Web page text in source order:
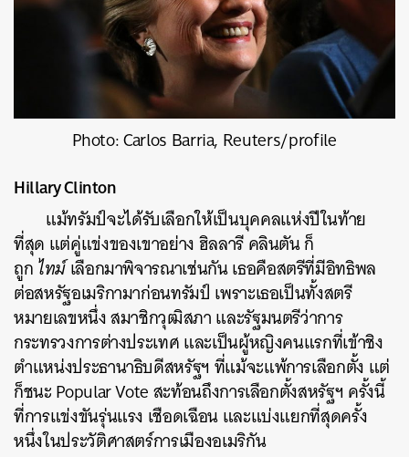
Photo: Carlos Barria, Reuters/profile
Hillary Clinton
แม้ทรัมป์จะได้รับเลือกให้เป็นบุคคลแห่งปีในท้าย
ที่สุด แต่คู่แข่งของเขาอย่าง ฮิลลารี คลินตัน ก็
ถูกไทม์เลือกมาพิจารณาเช่นกัน เธอคือสตรีที่มีอิทธิพล
ต่อสหรัฐอเมริกามาก่อนทรัมป์ เพราะเธอเป็นทั้งสตรี
หมายเลขหนึ่ง สมาชิกวุฒิสภา และรัฐมนตรีว่าการ
กระทรวงการต่างประเทศ และเป็นผู้หญิงคนแรกที่เข้าชิง
ตำแหน่งประธานาธิบดีสหรัฐฯ ที่แม้จะแพ้การเลือกตั้ง แต่
ก็ชนะ Popular Vote สะท้อนถึงการเลือกตั้งสหรัฐฯ ครั้งนี้
ที่การแข่งขันรุ่นแรง เชือดเฉือน และแบ่งแยกที่สุดครั้ง
หนึ่งในประวัติศาสตร์การเมืองอเมริกัน